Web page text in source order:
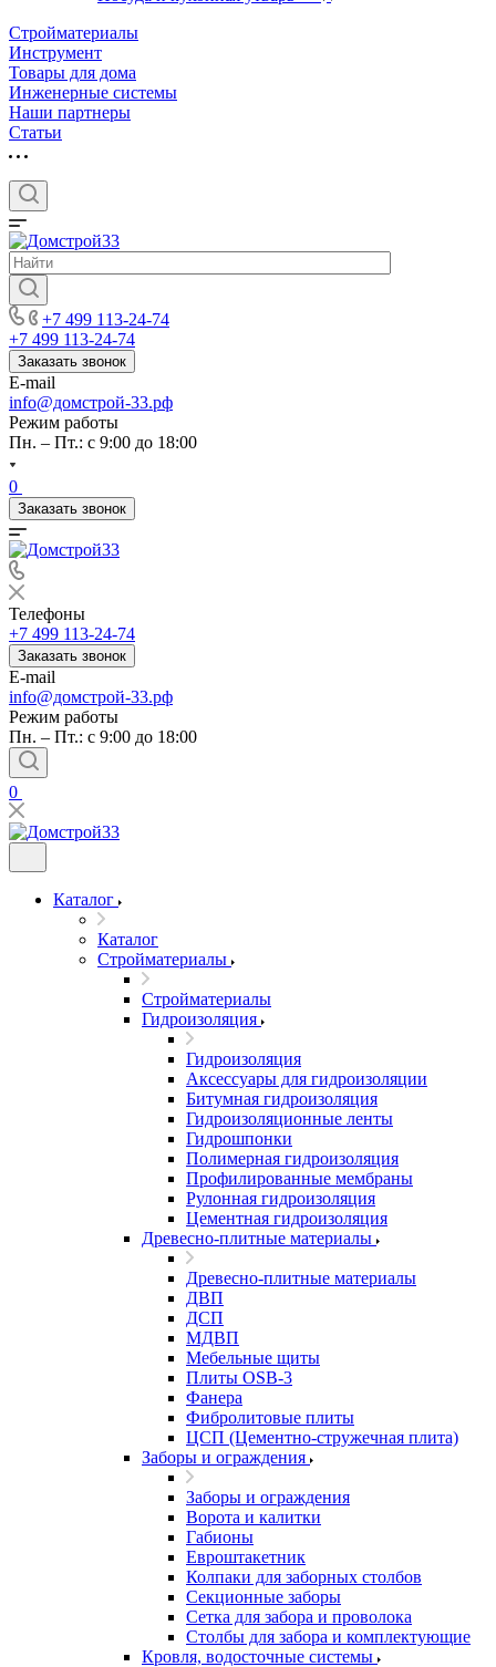
Стройматериалы
Инструмент
Товары для дома
Инженерные системы
Наши партнеры
Статьи
+7 499 113-24-74
+7 499 113-24-74
Заказать звонок
E-mail
info@домстрой-33.рф
Режим работы
Пн. – Пт.: с 9:00 до 18:00
0
Заказать звонок
Телефоны
+7 499 113-24-74
Заказать звонок
E-mail
info@домстрой-33.рф
Режим работы
Пн. – Пт.: с 9:00 до 18:00
0
Каталог
Каталог
Стройматериалы
Стройматериалы
Гидроизоляция
Гидроизоляция
Аксессуары для гидроизоляции
Битумная гидроизоляция
Гидроизоляционные ленты
Гидрошпонки
Полимерная гидроизоляция
Профилированные мембраны
Рулонная гидроизоляция
Цементная гидроизоляция
Древесно-плитные материалы
Древесно-плитные материалы
ДВП
ДСП
МДВП
Мебельные щиты
Плиты OSB-3
Фанера
Фибролитовые плиты
ЦСП (Цементно-стружечная плита)
Заборы и ограждения
Заборы и ограждения
Ворота и калитки
Габионы
Евроштакетник
Колпаки для заборных столбов
Секционные заборы
Сетка для забора и проволока
Столбы для забора и комплектующие
Кровля, водосточные системы